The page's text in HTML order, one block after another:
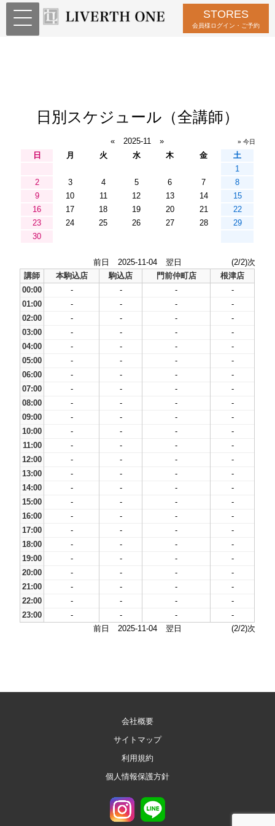
STORES
会員様ログイン・ご予約
日別スケジュール（全講師）
« 2025-11 » » 今日
日 月 火 水 木 金
土
1
2
3 4 5 6 7
8
9
10 11 12 13 14
15
16
17 18 19 20 21
22
23
24 25 26 27 28
29
30
前日 2025-11-04 翌日
(2/2)次
講師
本駒込店 駒込店 門前仲町店
根津店
00:00
- - -
-
01:00
- - -
-
02:00
- - -
-
03:00
- - -
-
04:00
- - -
-
05:00
- - -
-
06:00
- - -
-
07:00
- - -
-
08:00
- - -
-
09:00
- - -
-
10:00
- - -
-
11:00
- - -
-
12:00
- - -
-
13:00
- - -
-
14:00
- - -
-
15:00
- - -
-
16:00
- - -
-
17:00
- - -
-
18:00
- - -
-
19:00
- - -
-
20:00
- - -
-
21:00
- - -
-
22:00
- - -
-
23:00
- - -
-
前日
2025-11-04 翌日 (2/2)次
会社概要
サイトマップ
利用規約
個人情報保護方針